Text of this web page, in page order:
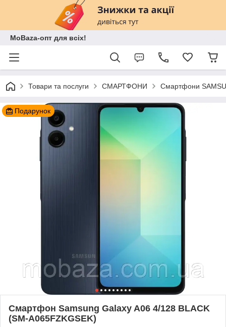
MoBaza-опт для всіх!
Товари та послуги СМАРТФОНИ Смартфони
Подарунок
Смартфон Samsung Galaxy A06 4/128 BLACK
(SM-A065FZKGSEK)